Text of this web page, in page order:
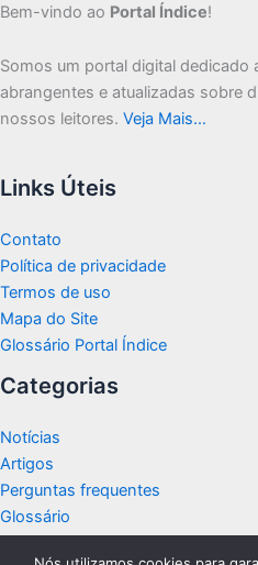
Bem-vindo ao Portal Índice!
Somos um portal digital dedicado
abrangentes e atualizadas sobre
nossos leitores. Veja Mais…
Links Úteis
Contato
Política de privacidade
Termos de uso
Mapa do Site
Glossário Portal Índice
Categorias
Notícias
Artigos
Perguntas frequentes
Glossário